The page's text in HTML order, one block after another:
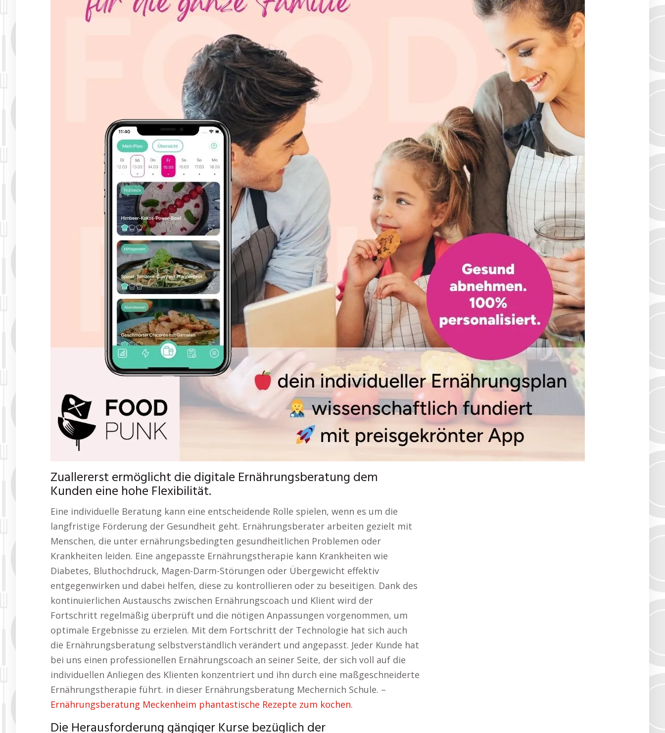
Zuallererst ermöglicht die digitale Ernährungsberatung dem
Kunden eine hohe Flexibilität.
Eine individuelle Beratung kann eine entscheidende Rolle spielen, wenn es um die
langfristige Förderung der Gesundheit geht. Ernährungsberater arbeiten gezielt mit
Menschen, die unter ernährungsbedingten gesundheitlichen Problemen oder
Krankheiten leiden. Eine angepasste Ernährungstherapie kann Krankheiten wie
Diabetes, Bluthochdruck, Magen-Darm-Störungen oder Übergewicht effektiv
entgegenwirken und dabei helfen, diese zu kontrollieren oder zu beseitigen. Dank des
kontinuierlichen Austauschs zwischen Ernährungscoach und Klient wird der
Fortschritt regelmäßig überprüft und die nötigen Anpassungen vorgenommen, um
optimale Ergebnisse zu erzielen. Mit dem Fortschritt der Technologie hat sich auch
die Ernährungsberatung selbstverständlich verändert und angepasst. Jeder Kunde hat
bei uns einen professionellen Ernährungscoach an seiner Seite, der sich voll auf die
individuellen Anliegen des Klienten konzentriert und ihn durch eine maßgeschneiderte
Ernährungstherapie führt. in dieser Ernährungsberatung Mechernich Schule. –
Ernährungsberatung Meckenheim phantastische Rezepte zum kochen.
Die Herausforderung gängiger Kurse bezüglich der